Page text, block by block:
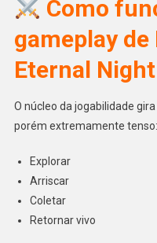
Como
gameplay
Eternal Night
O núcleo da jogabilidade
porém extremamente tenso:
Explorar
Arriscar
Coletar
Retornar vivo